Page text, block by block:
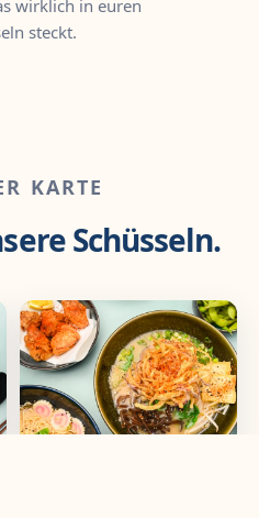
wirklich in euren
steckt.
KARTE
Schüsseln.